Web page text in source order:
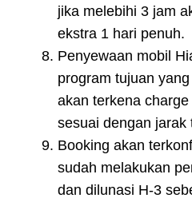
jika melebihi 3 jam
ekstra 1 hari penuh.
Penyewaan mobil
program tujuan
akan terkena
sesuai dengan jarak
Booking akan
sudah melakukan
dan dilunasi H-3